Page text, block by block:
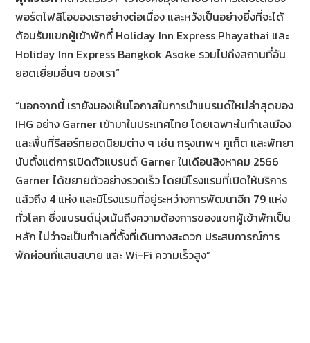
พอร์ตโฟลิโอของเราอย่างต่อเนื่อง และหวังเป็นอย่างยิ่งที่จะได้
ต้อนรับแขกผู้เข้าพักที่ Holiday Inn Express Phayathai และ
Holiday Inn Express Bangkok Asoke รวมไปถึงสถานที่อัน
ยอดเยี่ยมอื่นๆ ของเรา”
“นอกจากนี้ เรายังมองเห็นโอกาสในการนำแบรนด์ใหม่ล่าสุดของ
IHG อย่าง Garner เข้ามาในประเทศไทย โดยเฉพาะในทำเลเมือง
และพื้นที่รีสอร์ทยอดนิยมต่าง ๆ เช่น กรุงเทพฯ ภูเก็ต และพัทยา
นับตั้งแต่การเปิดตัวแบรนด์ Garner ในเดือนสิงหาคม 2566
Garner ได้ขยายตัวอย่างรวดเร็ว โดยมีโรงแรมที่เปิดให้บริการ
แล้วถึง 4 แห่ง และมีโรงแรมที่อยู่ระหว่างการพัฒนาอีก 79 แห่ง
ทั่วโลก ซึ่งแบรนด์มุ่งเน้นถึงความต้องการของแขกผู้เข้าพักเป็น
หลัก ไม่ว่าจะเป็นทำเลที่ตั้งที่เดินทางสะดวก ประสบการณ์การ
พักผ่อนที่แสนสบาย และ Wi-Fi ความเร็วสูง”